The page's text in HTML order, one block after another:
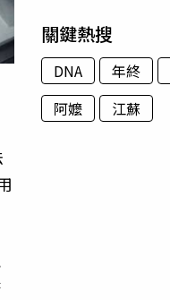
關鍵熱搜
DNA 年終
阿嬤
江蘇